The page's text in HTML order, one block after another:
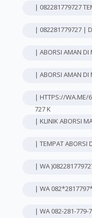
| 082281779727
| 082281779727 |
| ABORSI AMAN DI
| ABORSI AMAN DI
| HTTPS://WA.ME/
727 K
| KLINIK ABORSI
| TEMPAT ABORSI
| WA
| WA
| WA 082-281-779-